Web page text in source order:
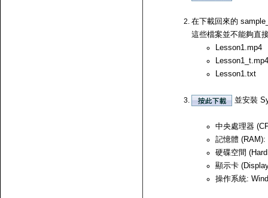
在下載回來的
這些檔案並不能夠直
Lesson1.mp4
Lesson1_t.mp4
Lesson1.txt
並安裝
中央處理器
記憶體
硬碟空間
顯示卡
操作系統: